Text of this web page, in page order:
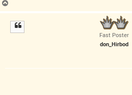
Fast Poster
don_Hirbod